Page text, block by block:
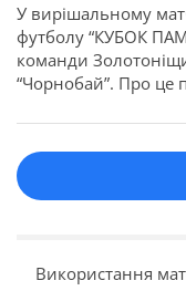
У вирішальному
футболу “КУБОК
команди
“Чорнобай”. Про це
останнього
подарував
“Гельмязів” із
Використання